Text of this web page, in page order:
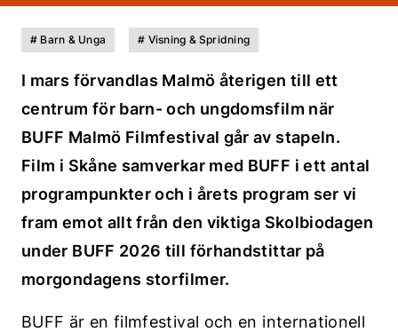
# Barn & Unga # Visning & Spridning
I mars förvandlas Malmö återigen till ett
centrum för barn- och ungdomsfilm när
BUFF Malmö Filmfestival går av stapeln.
Film i Skåne samverkar med BUFF i ett antal
programpunkter och i årets program ser vi
fram emot allt från den viktiga Skolbiodagen
under BUFF 2026 till förhandstittar på
morgondagens storfilmer.
BUFF är en filmfestival och en internationell